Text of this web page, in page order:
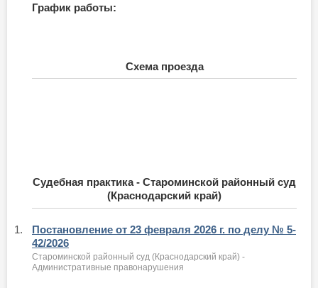
График работы:
Схема проезда
Судебная практика - Староминской районный суд
(Краснодарский край)
1.
Постановление от 23 февраля 2026 г. по делу № 5-
42/2026
Староминской районный суд (Краснодарский край) -
Административные правонарушения